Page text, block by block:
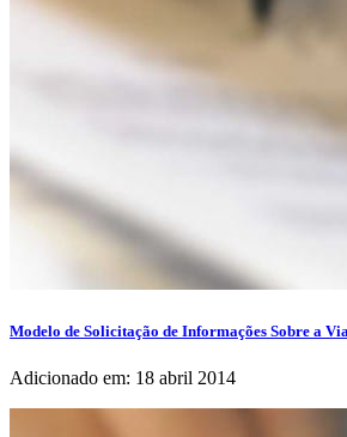
Modelo de Solicitação de Informações Sobre a
Adicionado em: 18 abril 2014